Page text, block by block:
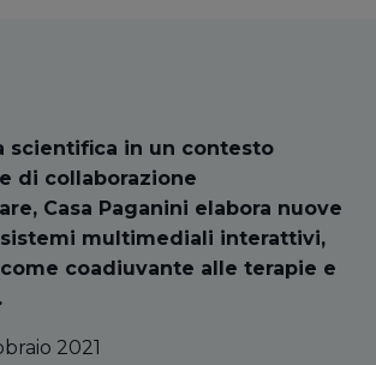
scientifica in un contesto
di collaborazione
Casa Paganini elabora nuove
multimediali interattivi,
coadiuvante alle terapie e
2021